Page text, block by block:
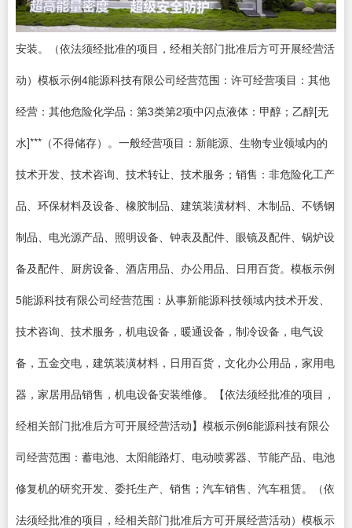
安装。（依法须经批准的项目，经相关部门批准后方可开展经营活
动）模板示例4能源科技有限公司经营范围：许可经营项目：其他
经营：其他危险化学品：第3类第2项中闪点液体：甲醇；乙醇[无
水]***（不得储存）。一般经营项目：新能源、生物专业领域内的
技术开发、技术咨询、技术转让、技术服务；销售：非危险化工产
品、环保材料及设备、橡胶制品、建筑装潢材料、木制品、不锈钢
制品、电光源产品、照明设备、钟表及配件、眼镜及配件、锅炉设
备及配件、厨房设备、酒店用品、办公用品、日用百货。模板示例
5能源科技有限公司经营范围：从事新能源科技领域内技术开发、
技术咨询、技术服务，机电设备，暖通设备，制冷设备，电气设
备，五金交电，建筑装潢材料，日用百货，文化办公用品，家用电
器，家居用品销售，机电设备安装维修。【依法须经批准的项目，
经相关部门批准后方可开展经营活动】模板示例6能源科技有限公
司经营范围：蓄电池、太阳能路灯、电动喷雾器、节能产品、电池
修复机的研究开发、委托生产、销售；汽车销售、汽车租赁。（依
法须经批准的项目，经相关部门批准后方可开展经营活动）模板示